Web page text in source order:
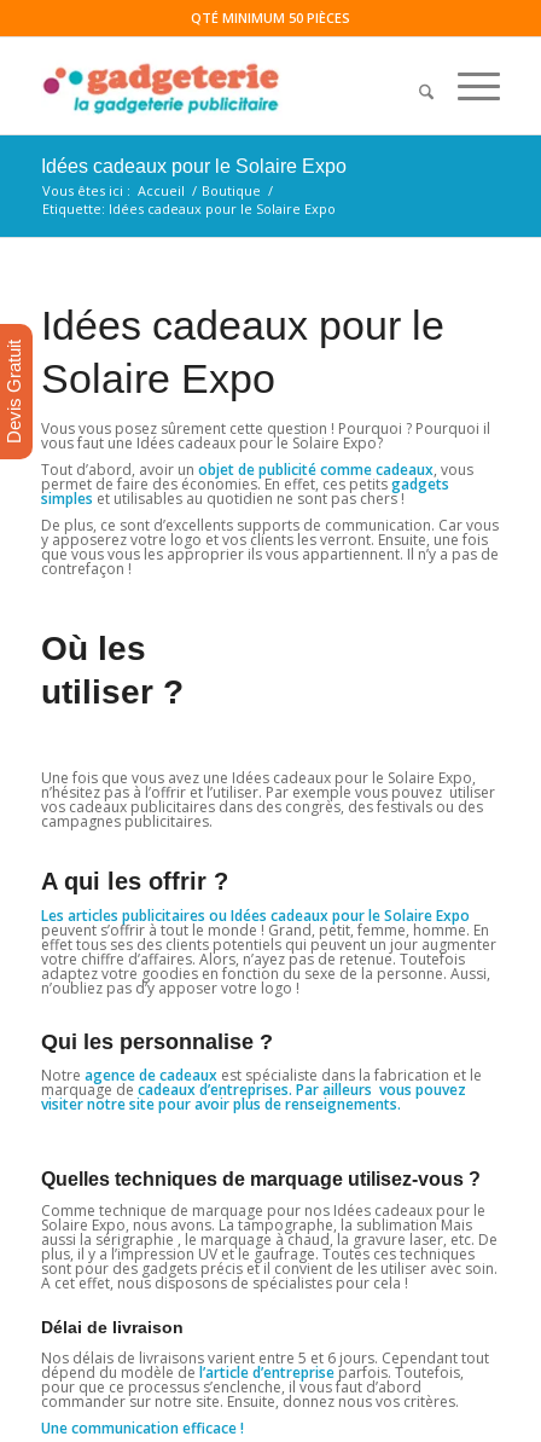
QTÉ MINIMUM 50 PIÈCES
Idées cadeaux pour le Solaire Expo
Vous êtes ici : Accueil / Boutique /
Etiquette: Idées cadeaux pour le Solaire Expo
Idées cadeaux pour le
Solaire Expo
Vous vous posez sûrement cette question ! Pourquoi ? Pourquoi il
vous faut une Idées cadeaux pour le Solaire Expo?
Tout d’abord, avoir un objet de publicité comme cadeaux, vous
permet de faire des économies. En effet, ces petitsgadgets
simples et utilisables au quotidien ne sont pas chers !
De plus, ce sont d’excellents supports de communication. Car vous
y apposerez votre logo et vos clients les verront. Ensuite, une fois
que vous vous les approprier ils vous appartiennent. Il n’y a pas de
contrefaçon !
Où les
utiliser ?
Une fois que vous avez une Idées cadeaux pour le Solaire Expo,
n’hésitez pas à l’offrir et l’utiliser. Par exemple vous pouvez utiliser
vos cadeaux publicitaires dans des congrès, des festivals ou des
campagnes publicitaires.
A qui les offrir ?
Les articles publicitaires ou Idées cadeaux pour le Solaire Expo
peuvent s’offrir à tout le monde ! Grand, petit, femme, homme. En
effet tous ses des clients potentiels qui peuvent un jour augmenter
votre chiffre d’affaires. Alors, n’ayez pas de retenue. Toutefois
adaptez votre goodies en fonction du sexe de la personne. Aussi,
n’oubliez pas d’y apposer votre logo !
Qui les personnalise ?
Notre agence de cadeauxest spécialiste dans la fabrication et le
marquage de cadeaux d’entreprises. Par ailleurs vous pouvez
visiter notre site pour avoir plus de renseignements.
Quelles techniques de marquage utilisez-vous ?
Comme technique de marquage pour nos Idées cadeaux pour le
Solaire Expo, nous avons. La tampographe, la sublimation Mais
aussi la sérigraphie , le marquage à chaud, la gravure laser, etc. De
plus, il y a l’impression UV et le gaufrage. Toutes ces techniques
sont pour des gadgets précis et il convient de les utiliser avec soin.
A cet effet, nous disposons de spécialistes pour cela !
Délai de livraison
Nos délais de livraisons varient entre 5 et 6 jours. Cependant tout
dépend du modèle de l’article d’entrepriseparfois. Toutefois,
pour que ce processus s’enclenche, il vous faut d’abord
commander sur notre site. Ensuite, donnez nous vos critères.
Une communication efficace !
Devis Gratuit